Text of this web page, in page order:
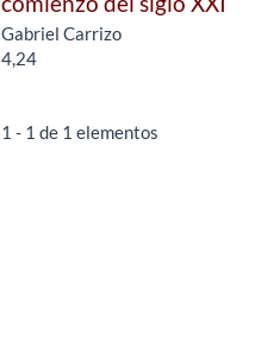
Gabriel Carrizo
4,24
1 - 1 de 1 elementos